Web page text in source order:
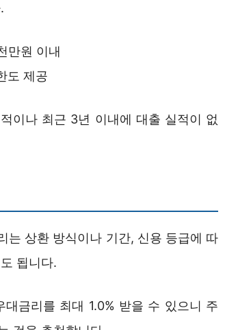
만원 이내
도 제공
이나 최근 3년 이내에 대출 실적이 없
는 상환 방식이나 기간, 신용 등급에 따
됩니다.
금리를 최대 1.0% 받을 수 있으니 주